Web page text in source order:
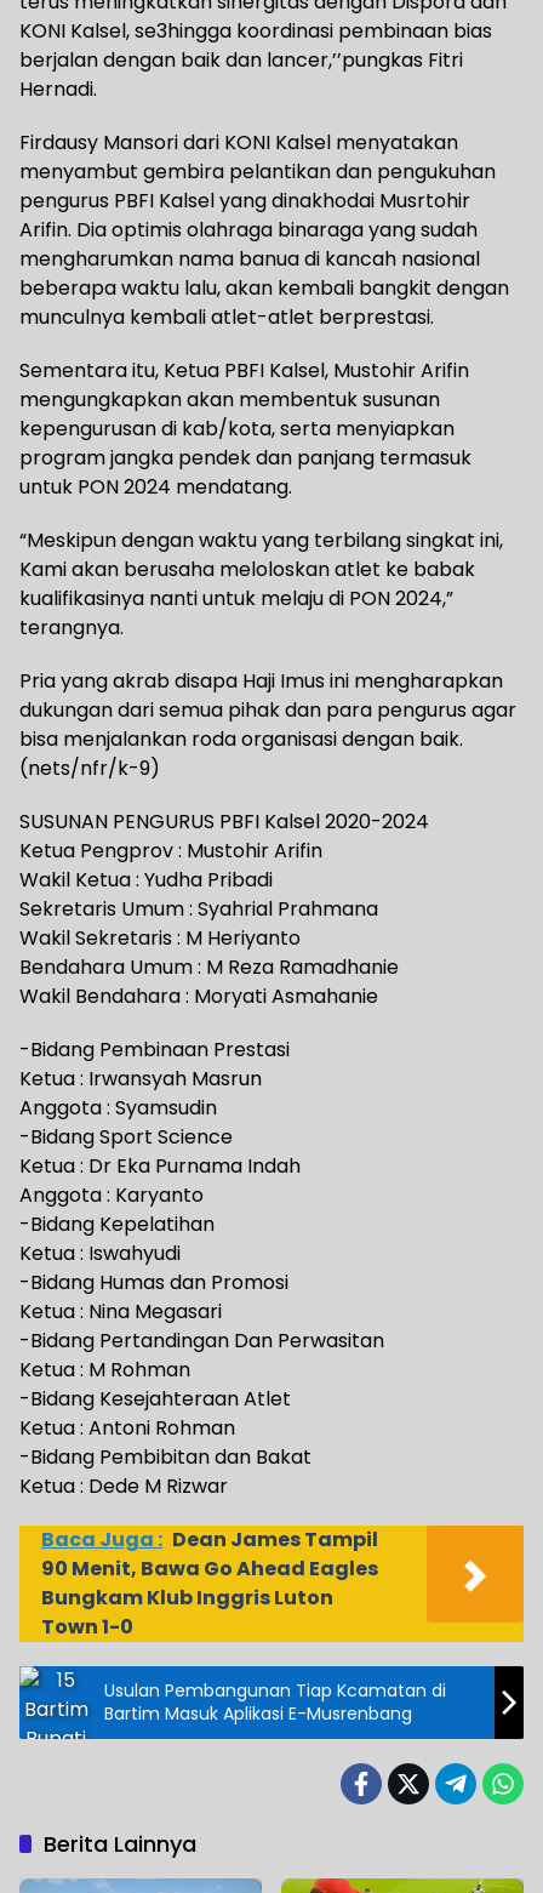
KONI Kalsel, se3hingga koordinasi pembinaan bias
berjalan dengan baik dan lancer,’’pungkas Fitri
Hernadi.
Firdausy Mansori dari KONI Kalsel menyatakan
menyambut gembira pelantikan dan pengukuhan
pengurus PBFI Kalsel yang dinakhodai Musrtohir
Arifin. Dia optimis olahraga binaraga yang sudah
mengharumkan nama banua di kancah nasional
beberapa waktu lalu, akan kembali bangkit dengan
munculnya kembali atlet-atlet berprestasi.
Sementara itu, Ketua PBFI Kalsel, Mustohir Arifin
mengungkapkan akan membentuk susunan
kepengurusan di kab/kota, serta menyiapkan
program jangka pendek dan panjang termasuk
untuk PON 2024 mendatang.
“Meskipun dengan waktu yang terbilang singkat ini,
Kami akan berusaha meloloskan atlet ke babak
kualifikasinya nanti untuk melaju di PON 2024,”
terangnya.
Pria yang akrab disapa Haji Imus ini mengharapkan
dukungan dari semua pihak dan para pengurus agar
bisa menjalankan roda organisasi dengan baik.
(nets/nfr/k-9)
SUSUNAN PENGURUS PBFI Kalsel 2020-2024
Ketua Pengprov : Mustohir Arifin
Wakil Ketua : Yudha Pribadi
Sekretaris Umum : Syahrial Prahmana
Wakil Sekretaris : M Heriyanto
Bendahara Umum : M Reza Ramadhanie
Wakil Bendahara : Moryati Asmahanie
-Bidang Pembinaan Prestasi
Ketua : Irwansyah Masrun
Anggota : Syamsudin
-Bidang Sport Science
Ketua : Dr Eka Purnama Indah
Anggota : Karyanto
-Bidang Kepelatihan
Ketua : Iswahyudi
-Bidang Humas dan Promosi
Ketua : Nina Megasari
-Bidang Pertandingan Dan Perwasitan
Ketua : M Rohman
-Bidang Kesejahteraan Atlet
Ketua : Antoni Rohman
-Bidang Pembibitan dan Bakat
Ketua : Dede M Rizwar
Baca Juga : Dean James Tampil
90 Menit, Bawa Go Ahead Eagles
Bungkam Klub Inggris Luton
Town 1-0
Usulan Pembangunan Tiap Kcamatan di
Bartim Masuk Aplikasi E-Musrenbang
Berita Lainnya